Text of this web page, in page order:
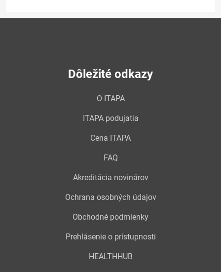
Dôležité odkazy
O ITAPA
ITAPA podujatia
Cena ITAPA
FAQ
Akreditácia novinárov
Ochrana osobných údajov
Obchodné podmienky
Prehlásenie o prístupnosti
HEALTHHUB